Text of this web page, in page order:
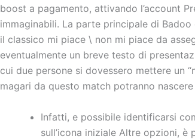
boost a pagamento, attivando l’account
immaginabili. La parte principale di
il classico mi piace \ non mi piace da
eventualmente un breve testo di
cui due persone si dovessero mettere un
magari da questo match potranno
Infatti, e possibile identificarsi
sull’icona iniziale Altre opzioni,